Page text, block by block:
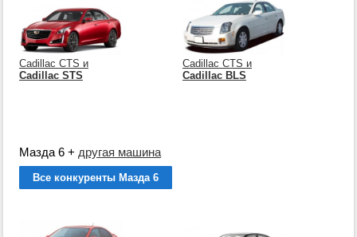
Cadillac CTS и
Cadillac STS
Cadillac CTS и
Cadillac BLS
Мазда 6 + другая машина
Все конкуренты Мазда 6